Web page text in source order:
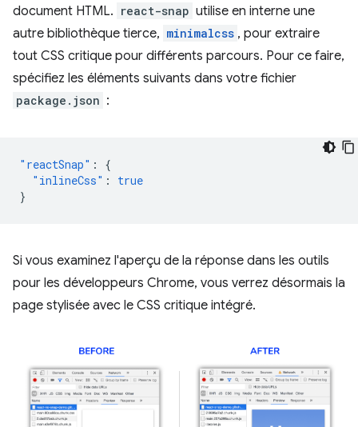
document HTML. react-snap utilise en interne une
autre bibliothèque tierce, minimalcss , pour extraire
tout CSS critique pour différents parcours. Pour ce faire,
spécifiez les éléments suivants dans votre fichier
package.json :
"reactSnap" :
{
"inlineCss" :
true
}
Si vous examinez l'aperçu de la réponse dans les outils
pour les développeurs Chrome, vous verrez désormais la
page stylisée avec le CSS critique intégré.